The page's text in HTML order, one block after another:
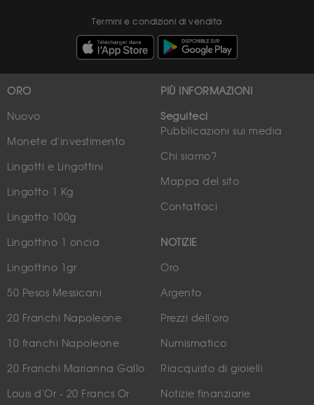
Termini e condizioni di vendita
ORO
Nuovo
Monete d'investimento
Lingotti e Lingottini
Lingotto 1 Kg
Lingotto 100g
Lingottino 1 oncia
Lingottino 1gr
50 Pesos Messicani
20 Franchi Napoleone
10 franchi Napoleone
20 Franchi Marianna Gallo
Louis d'Or - 20 Francs Or
PIÙ INFORMAZIONI
Seguiteci
Pubblicazioni sui media
Chi siamo?
Mappa del sito
Contattaci
NOTIZIE
Oro
Argento
Prezzi dell'oro
Numismatico
Riacquisto di gioielli
Notizie finanziarie